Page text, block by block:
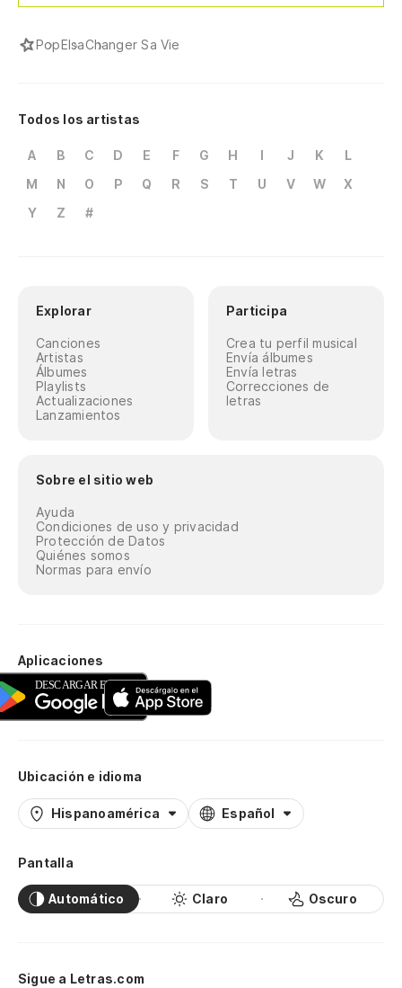
PopElsaChanger Sa Vie
Todos los artistas
A B C D E F G H I J K
L
M
N O P Q R S T U V W
X
Y
Z #
Explorar
Canciones
Artistas
Álbumes
Playlists
Actualizaciones
Lanzamientos
Participa
Crea tu perfil musical
Envía álbumes
Envía letras
Correcciones de
letras
Sobre el sitio web
Ayuda
Condiciones de uso y privacidad
Protección de Datos
Quiénes somos
Normas para envío
Aplicaciones
Ubicación e idioma
Hispanoamérica Español
Pantalla
Automático Claro Oscuro
Sigue a Letras.com